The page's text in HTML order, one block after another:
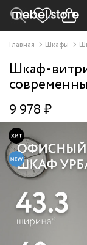
Главная Шкафы
Шкаф-
9 978 ₽